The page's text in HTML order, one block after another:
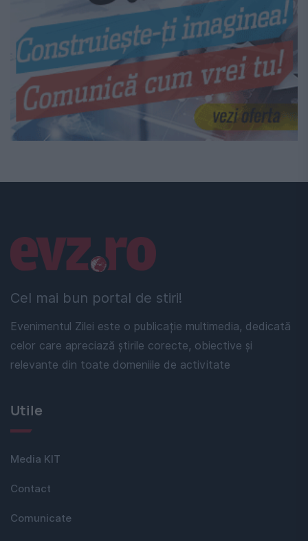
Cel mai bun portal de stiri!
Evenimentul Zilei este o publicație multimedia, dedicată
celor care apreciază știrile corecte, obiective și
relevante din toate domeniile de activitate
Linkuri utile
Utile
Media KIT
Contact
Comunicate